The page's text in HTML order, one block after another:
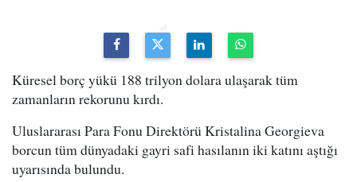
Küresel borç yükü 188 trilyon dolara ulaşarak tüm
zamanların rekorunu kırdı.
Uluslararası Para Fonu Direktörü Kristalina Georgieva
borcun tüm dünyadaki gayri safi hasılanın iki katını aştığı
uyarısında bulundu.